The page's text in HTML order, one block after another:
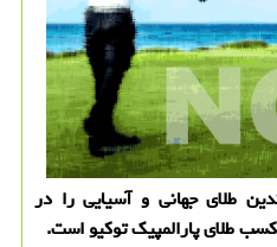
طلای جهانی و آسیایی را در
طلای پارالمپیک توکیو است.